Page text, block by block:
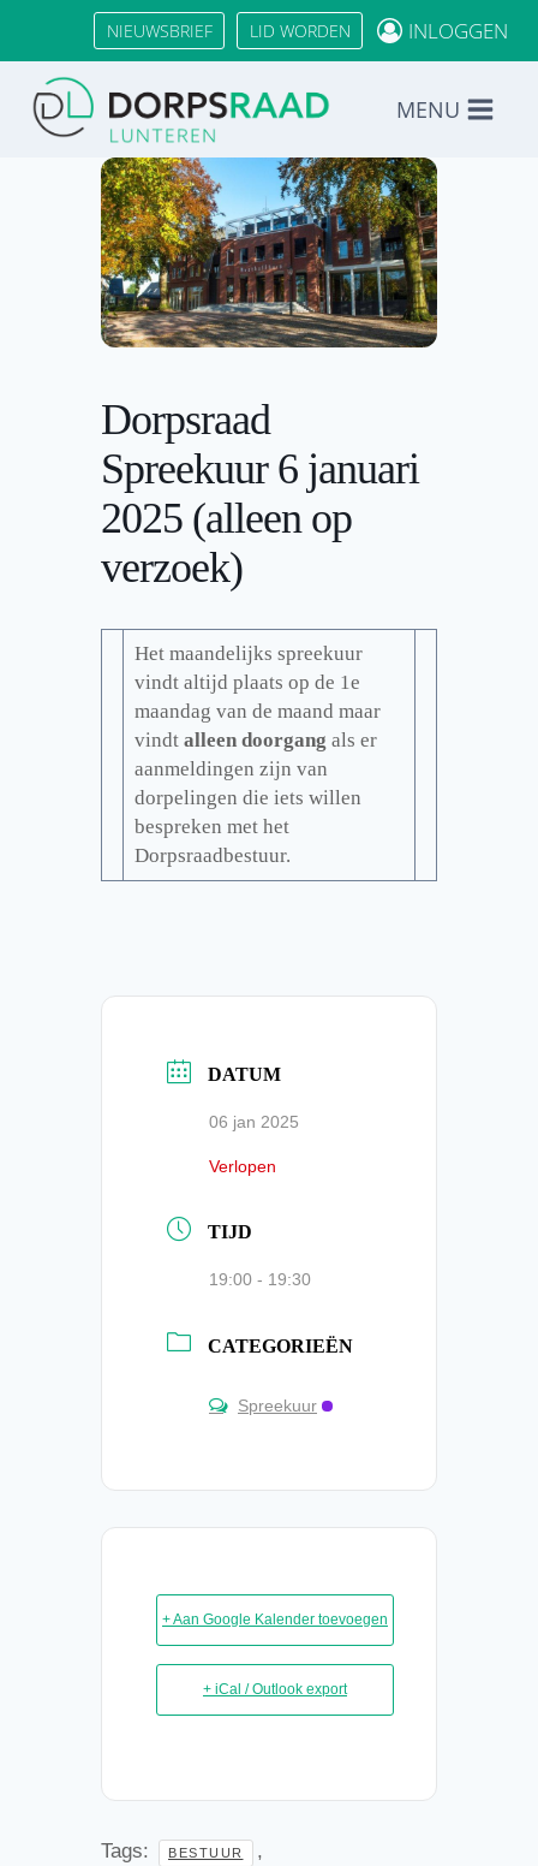
inhoud
NIEUWSBRIEF LID WORDEN INLOGGEN
MENU
Dorpsraad
Spreekuur 6 januari
2025 (alleen op
verzoek)
Het maandelijks spreekuur
vindt altijd plaats op de 1e
maandag van de maand maar
vindt alleen doorgang als er
aanmeldingen zijn van
dorpelingen die iets willen
bespreken met het
Dorpsraadbestuur.
DATUM
06 jan 2025
Verlopen
TIJD
19:00 - 19:30
CATEGORIEËN
Spreekuur
+ Aan Google Kalender toevoegen
+ iCal / Outlook export
Tags: BESTUUR ,